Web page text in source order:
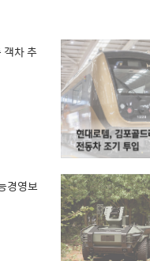
차 추
경영보